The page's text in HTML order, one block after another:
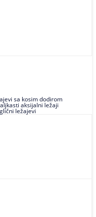
sa kosim dodirom
aksijalni ležaji
ležajevi